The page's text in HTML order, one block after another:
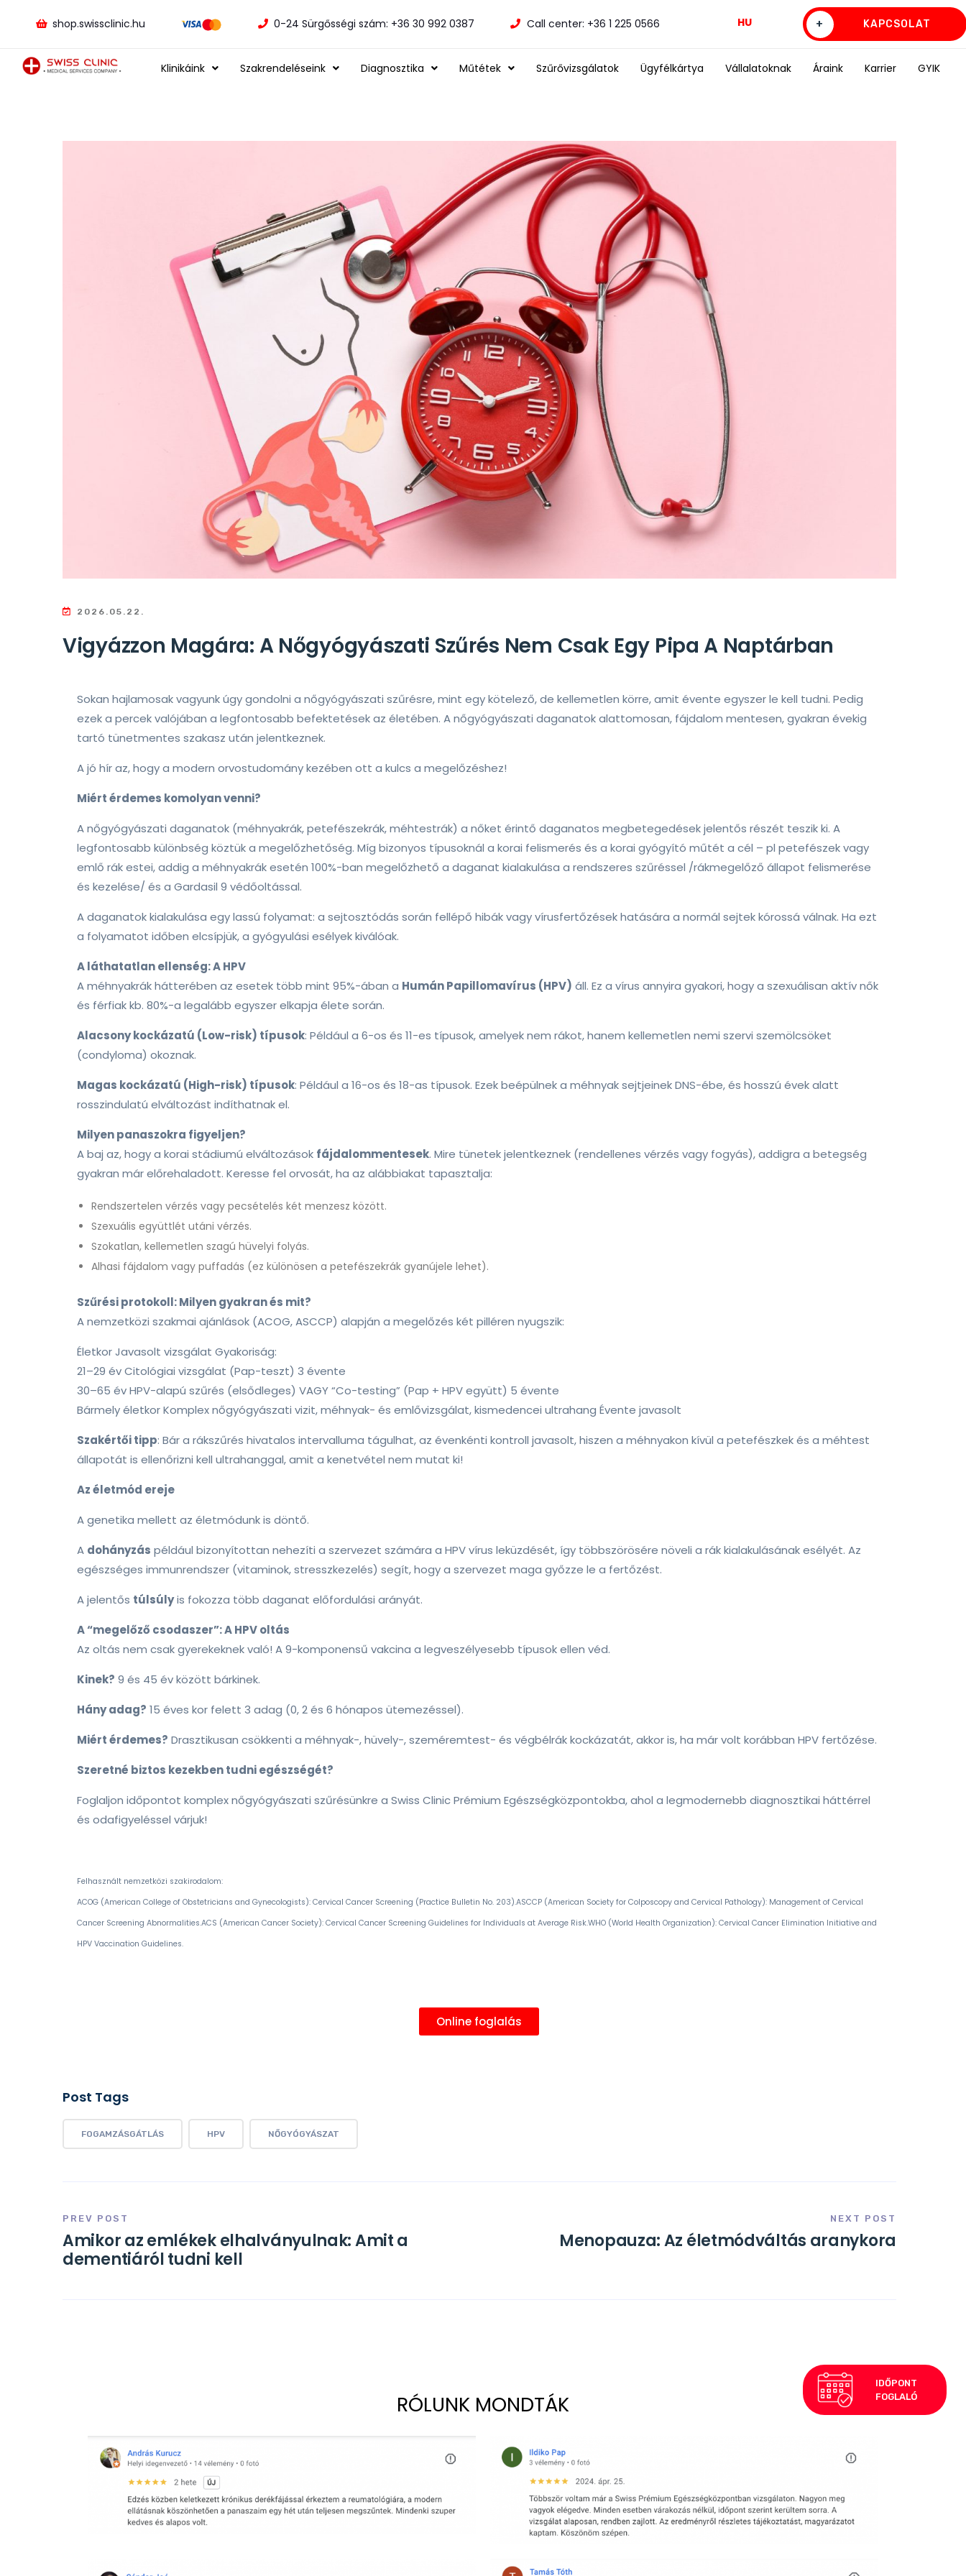
shop.swissclinic.hu 0-24 Sürgősségi szám: +36 30 992 0387 Call center: +36 1 225 0566 HU + KAPCSOLAT
Klinikáink Szakrendeléseink Diagnosztika Műtétek Szűrővizsgálatok Ügyfélkártya Vállalatoknak Áraink Karrier GYIK
2026.05.22.
Vigyázzon Magára: A Nőgyógyászati Szűrés Nem Csak Egy Pipa A Naptárban
Sokan hajlamosak vagyunk úgy gondolni a nőgyógyászati szűrésre, mint egy kötelező, de kellemetlen körre, amit évente egyszer le kell tudni. Pedig
ezek a percek valójában a legfontosabb befektetések az életében. A nőgyógyászati daganatok alattomosan, fájdalom mentesen, gyakran évekig
tartó tünetmentes szakasz után jelentkeznek.
A jó hír az, hogy a modern orvostudomány kezében ott a kulcs a megelőzéshez!
Miért érdemes komolyan venni?
A nőgyógyászati daganatok (méhnyakrák, petefészekrák, méhtestrák) a nőket érintő daganatos megbetegedések jelentős részét teszik ki. A
legfontosabb különbség köztük a megelőzhetőség. Míg bizonyos típusoknál a korai felismerés és a korai gyógyító műtét a cél – pl petefészek vagy
emlő rák estei, addig a méhnyakrák esetén 100%-ban megelőzhető a daganat kialakulása a rendszeres szűréssel /rákmegelőző állapot felismerése
és kezelése/ és a Gardasil 9 védőoltással.
A daganatok kialakulása egy lassú folyamat: a sejtosztódás során fellépő hibák vagy vírusfertőzések hatására a normál sejtek kórossá válnak. Ha ezt
a folyamatot időben elcsípjük, a gyógyulási esélyek kiválóak.
A láthatatlan ellenség: A HPV
A méhnyakrák hátterében az esetek több mint 95%-ában a Humán Papillomavírus (HPV) áll. Ez a vírus annyira gyakori, hogy a szexuálisan aktív nők
és férfiak kb. 80%-a legalább egyszer elkapja élete során.
Alacsony kockázatú (Low-risk) típusok: Például a 6-os és 11-es típusok, amelyek nem rákot, hanem kellemetlen nemi szervi szemölcsöket
(condyloma) okoznak.
Magas kockázatú (High-risk) típusok: Például a 16-os és 18-as típusok. Ezek beépülnek a méhnyak sejtjeinek DNS-ébe, és hosszú évek alatt
rosszindulatú elváltozást indíthatnak el.
Milyen panaszokra figyeljen?
A baj az, hogy a korai stádiumú elváltozások fájdalommentesek. Mire tünetek jelentkeznek (rendellenes vérzés vagy fogyás), addigra a betegség
gyakran már előrehaladott. Keresse fel orvosát, ha az alábbiakat tapasztalja:
Rendszertelen vérzés vagy pecsételés két menzesz között.
Szexuális együttlét utáni vérzés.
Szokatlan, kellemetlen szagú hüvelyi folyás.
Alhasi fájdalom vagy puffadás (ez különösen a petefészekrák gyanújele lehet).
Szűrési protokoll: Milyen gyakran és mit?
A nemzetközi szakmai ajánlások (ACOG, ASCCP) alapján a megelőzés két pilléren nyugszik:
Életkor Javasolt vizsgálat Gyakoriság:
21–29 év Citológiai vizsgálat (Pap-teszt) 3 évente
30–65 év HPV-alapú szűrés (elsődleges) VAGY “Co-testing” (Pap + HPV együtt) 5 évente
Bármely életkor Komplex nőgyógyászati vizit, méhnyak- és emlővizsgálat, kismedencei ultrahang Évente javasolt
Szakértői tipp: Bár a rákszűrés hivatalos intervalluma tágulhat, az évenkénti kontroll javasolt, hiszen a méhnyakon kívül a petefészkek és a méhtest
állapotát is ellenőrizni kell ultrahanggal, amit a kenetvétel nem mutat ki!
Az életmód ereje
A genetika mellett az életmódunk is döntő.
A dohányzás például bizonyítottan nehezíti a szervezet számára a HPV vírus leküzdését, így többszörösére növeli a rák kialakulásának esélyét. Az
egészséges immunrendszer (vitaminok, stresszkezelés) segít, hogy a szervezet maga győzze le a fertőzést.
A jelentős túlsúlyis fokozza több daganat előfordulási arányát.
A “megelőző csodaszer”: A HPV oltás
Az oltás nem csak gyerekeknek való! A 9-komponensű vakcina a legveszélyesebb típusok ellen véd.
Kinek? 9 és 45 év között bárkinek.
Hány adag? 15 éves kor felett 3 adag (0, 2 és 6 hónapos ütemezéssel).
Miért érdemes? Drasztikusan csökkenti a méhnyak-, hüvely-, szeméremtest- és végbélrák kockázatát, akkor is, ha már volt korábban HPV fertőzése.
Szeretné biztos kezekben tudni egészségét?
Foglaljon időpontot komplex nőgyógyászati szűrésünkre a Swiss Clinic Prémium Egészségközpontokba, ahol a legmodernebb diagnosztikai háttérrel
és odafigyeléssel várjuk!
Felhasznált nemzetközi szakirodalom:
ACOG (American College of Obstetricians and Gynecologists): Cervical Cancer Screening (Practice Bulletin No. 203).ASCCP (American Society for Colposcopy and Cervical Pathology): Management of Cervical
Cancer Screening Abnormalities.ACS (American Cancer Society): Cervical Cancer Screening Guidelines for Individuals at Average Risk.WHO (World Health Organization): Cervical Cancer Elimination Initiative and
HPV Vaccination Guidelines.
Online foglalás
Post Tags
FOGAMZÁSGÁTLÁS HPV NŐGYÓGYÁSZAT
PREV POST
Amikor az emlékek elhalványulnak: Amit a
dementiáról tudni kell
NEXT POST
Menopauza: Az életmódváltás aranykora
RÓLUNK MONDTÁK